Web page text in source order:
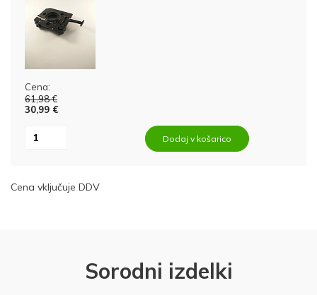
Cena:
61,98 €
30,99 €
Dodaj v košarico
Cena vključuje DDV
Sorodni izdelki